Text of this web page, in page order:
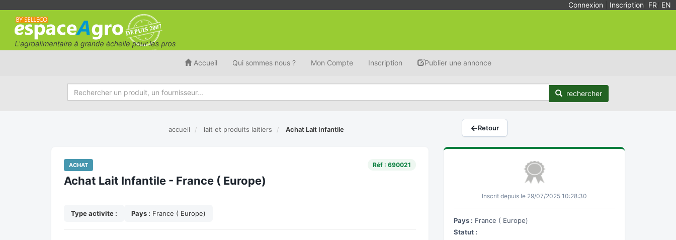
Connexion Inscription FR EN
Accueil Qui sommes nous ? Mon Compte Inscription Publier une annonce
rechercher
accueil lait et produits laitiers Achat Lait Infantile ←Retour
ACHAT Réf : 690021
Achat Lait Infantile - France ( Europe)
Type activite : Pays : France ( Europe)
Inscrit depuis le 29/07/2025 10:28:30
Pays : France ( Europe)
Statut :